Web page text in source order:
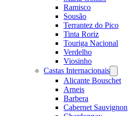
Ramisco
Sousão
Terrantez do Pico
Tinta Roriz
Touriga Nacional
Verdelho
Viosinho
Castas Internacionais
menu
Alicante Bouschet
Arneis
Barbera
Cabernet Sauvignon